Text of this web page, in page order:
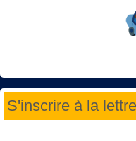
S'inscrire à la